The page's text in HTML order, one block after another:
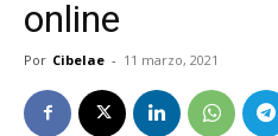
online
Por Cibelae - 11 marzo, 2021